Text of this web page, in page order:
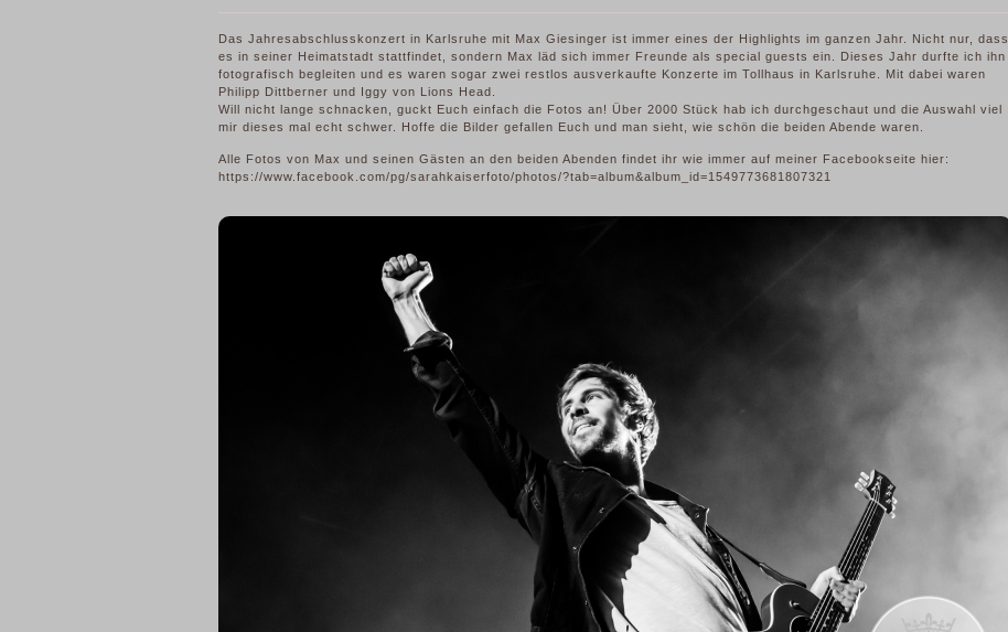
Das Jahresabschlusskonzert in Karlsruhe mit Max Giesinger ist immer eines der Highlights im ganzen Jahr. Nicht nur, dass
es in seiner Heimatstadt stattfindet, sondern Max läd sich immer Freunde als special guests ein. Dieses Jahr durfte ich ihn
fotografisch begleiten und es waren sogar zwei restlos ausverkaufte Konzerte im Tollhaus in Karlsruhe. Mit dabei waren
Philipp Dittberner und Iggy von Lions Head.
Will nicht lange schnacken, guckt Euch einfach die Fotos an! Über 2000 Stück hab ich durchgeschaut und die Auswahl viel
mir dieses mal echt schwer. Hoffe die Bilder gefallen Euch und man sieht, wie schön die beiden Abende waren.
Alle Fotos von Max und seinen Gästen an den beiden Abenden findet ihr wie immer auf meiner Facebookseite hier:
https://www.facebook.com/pg/sarahkaiserfoto/photos/?tab=album&album_id=1549773681807321